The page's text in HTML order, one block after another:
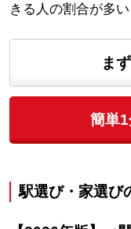
きる人の割合が多
ま
簡単
駅選び・家選び